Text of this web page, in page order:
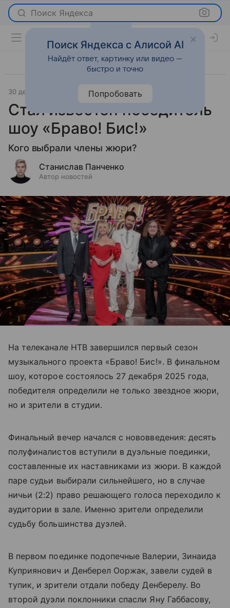
Поиск Яндекса
30 декабря 2025 Леди Mail Светская жизнь
Стал известен победитель
шоу «Браво! Бис!»
Кого выбрали члены жюри?
Станислав Панченко
Автор новостей
На телеканале НТВ завершился первый сезон
музыкального проекта «Браво! Бис!». В финальном
шоу, которое состоялось 27 декабря 2025 года,
победителя определили не только звездное жюри,
но и зрители в студии.
Финальный вечер начался с нововведения: десять
полуфиналистов вступили в дуэльные поединки,
составленные их наставниками из жюри. В каждой
паре судьи выбирали сильнейшего, но в случае
ничьи (2:2) право решающего голоса переходило к
аудитории в зале. Именно зрители определили
судьбу большинства дуэлей.
В первом поединке подопечные Валерии, Зинаида
Куприянович и Денберел Ооржак, завели судей в
тупик, и зрители отдали победу Денберелу. Во
второй дуэли поклонники спасли Яну Габбасову,
Поиск Яндекса с Алисой AI
Найдёт ответ, картинку или видео —
быстро и точно
Попробовать